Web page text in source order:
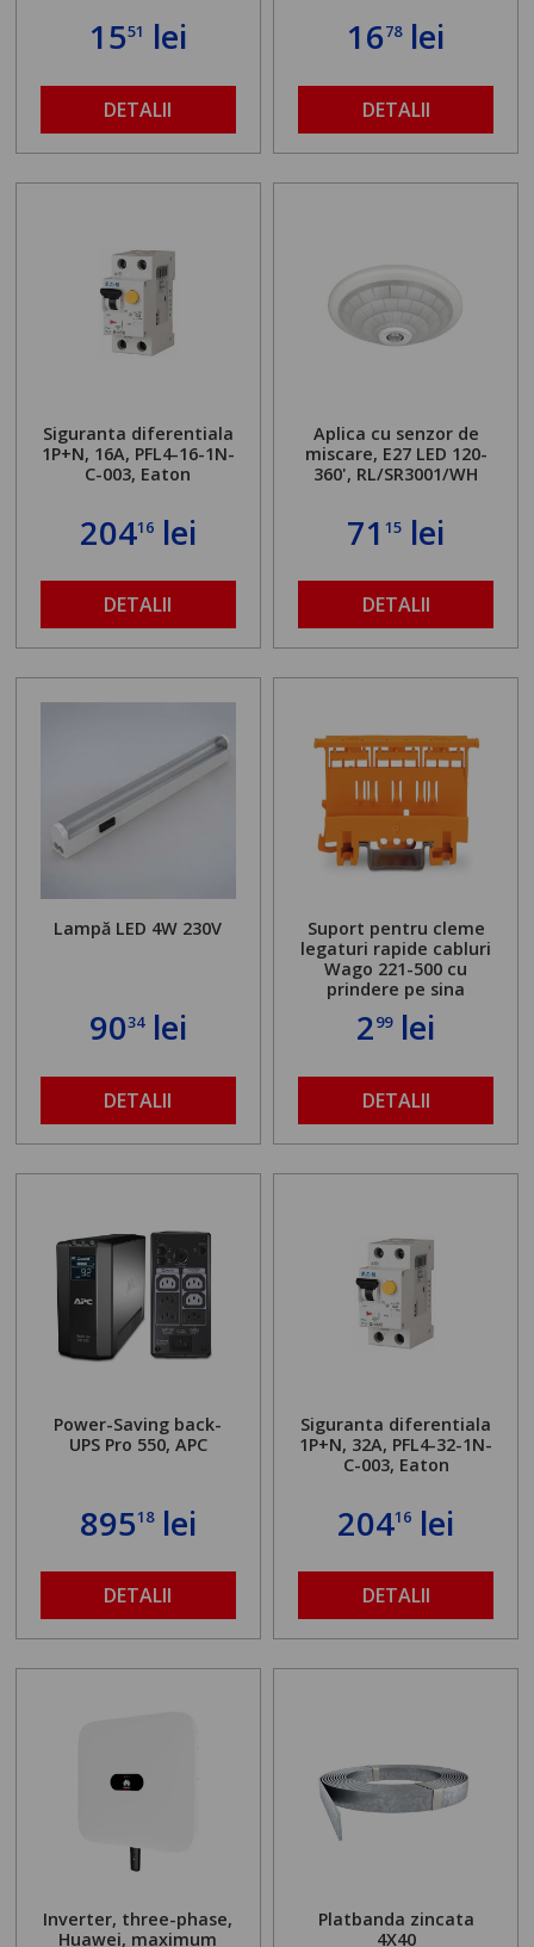
1551 lei
DETALII
1678lei
DETALII
Siguranta diferentiala
1P+N, 16A, PFL4-16-1N-
C-003, Eaton
20416lei
DETALII
Aplica cu senzor de
miscare, E27 LED 120-
360', RL/SR3001/WH
7115 lei
DETALII
Lampă LED 4W 230V
9034lei
DETALII
Suport pentru cleme
legaturi rapide cabluri
Wago 221-500 cu
prindere pe sina
299lei
DETALII
Power-Saving back-
UPS Pro 550, APC
89518lei
DETALII
Siguranta diferentiala
1P+N, 32A, PFL4-32-1N-
C-003, Eaton
20416 lei
DETALII
Inverter, three-phase,
Huawei, maximum
Platbanda zincata
4X40